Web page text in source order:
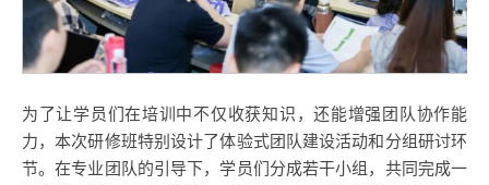
为了让学员们在培训中不仅收获知识，还能增强团队协作能
力，本次研修班特别设计了体验式团队建设活动和分组研讨环
节。在专业团队的引导下，学员们分成若干小组，共同完成一